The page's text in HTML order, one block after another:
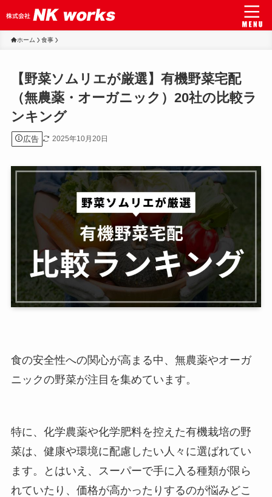
ホーム 食事
【野菜ソムリエが厳選】有機野菜宅配
（無農薬・オーガニック）20社の比較ラ
ンキング
広告 2025年10月20日
食の安全性への関心が高まる中、無農薬やオーガ
ニックの野菜が注目を集めています。
特に、化学農薬や化学肥料を控えた有機栽培の野
菜は、健康や環境に配慮したい人々に選ばれてい
ます。とはいえ、スーパーで手に入る種類が限ら
れていたり、価格が高かったりするのが悩みどこ